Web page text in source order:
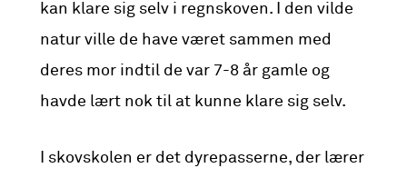
kan klare sig selv i regnskoven. I den vilde
natur ville de have været sammen med
deres mor indtil de var 7-8 år gamle og
havde lært nok til at kunne klare sig selv.
I skovskolen er det dyrepasserne, der lærer